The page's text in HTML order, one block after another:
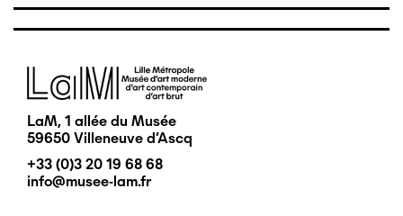
Image
LaM, 1 allée du Musée
59650 Villeneuve d'Ascq
+33 (0)3 20 19 68 68
info@musee-lam.fr